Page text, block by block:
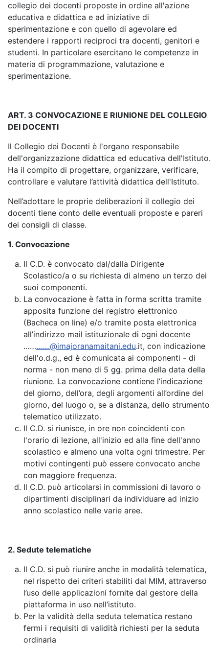
collegio dei docenti proposte in ordine all'azione
educativa e didattica e ad iniziative di
sperimentazione e con quello di agevolare ed
estendere i rapporti reciproci tra docenti, genitori e
studenti. In particolare esercitano le competenze in
materia di programmazione, valutazione e
sperimentazione.
ART. 3 CONVOCAZIONE E RIUNIONE DEL COLLEGIO
DEI DOCENTI
Il Collegio dei Docenti è l'organo responsabile
dell'organizzazione didattica ed educativa dell'Istituto.
Ha il compito di progettare, organizzare, verificare,
controllare e valutare l’attività didattica dell'Istituto.
Nell’adottare le proprie deliberazioni il collegio dei
docenti tiene conto delle eventuali proposte e pareri
dei consigli di classe.
1. Convocazione
Il C.D. è convocato dal/dalla Dirigente
Scolastico/a o su richiesta di almeno un terzo dei
suoi componenti.
La convocazione è fatta in forma scritta tramite
apposita funzione del registro elettronico
(Bacheca on line) e/o tramite posta elettronica
all’indirizzo mail istituzionale di ogni docente
…….......@imajoranamaitani.edu.it, con indicazione
dell'o.d.g., ed è comunicata ai componenti - di
norma - non meno di 5 gg. prima della data della
riunione. La convocazione contiene l’indicazione
del giorno, dell’ora, degli argomenti all’ordine del
giorno, del luogo o, se a distanza, dello strumento
telematico utilizzato.
Il C.D. si riunisce, in ore non coincidenti con
l'orario di lezione, all'inizio ed alla fine dell'anno
scolastico e almeno una volta ogni trimestre. Per
motivi contingenti può essere convocato anche
con maggiore frequenza.
Il C.D. può articolarsi in commissioni di lavoro o
dipartimenti disciplinari da individuare ad inizio
anno scolastico nelle varie aree.
2. Sedute telematiche
Il C.D. si può riunire anche in modalità telematica,
nel rispetto dei criteri stabiliti dal MIM, attraverso
l’uso delle applicazioni fornite dal gestore della
piattaforma in uso nell’istituto.
Per la validità della seduta telematica restano
fermi i requisiti di validità richiesti per la seduta
ordinaria